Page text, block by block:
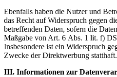
Ebenfalls haben die Nutzer und
das Recht auf Wider­spruch gegen
betref­fenden Daten, sofern die
Maßgabe von Art. 6 Abs. 1 lit. f)
Insbe­sondere ist ein Wider­spruch
Zwecke der Direkt­werbung statthaft.
III. Infor­ma­tionen zur